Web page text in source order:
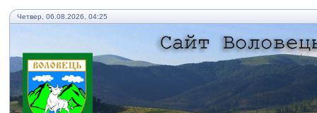
Четвер, 06.08.2026, 04:25